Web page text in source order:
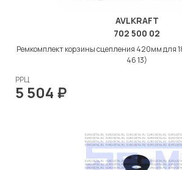
AVLKRAFT
702 500 02
Ремкомплект корзины сцепления 420мм для
46 13)
РРЦ
5 504 ₽